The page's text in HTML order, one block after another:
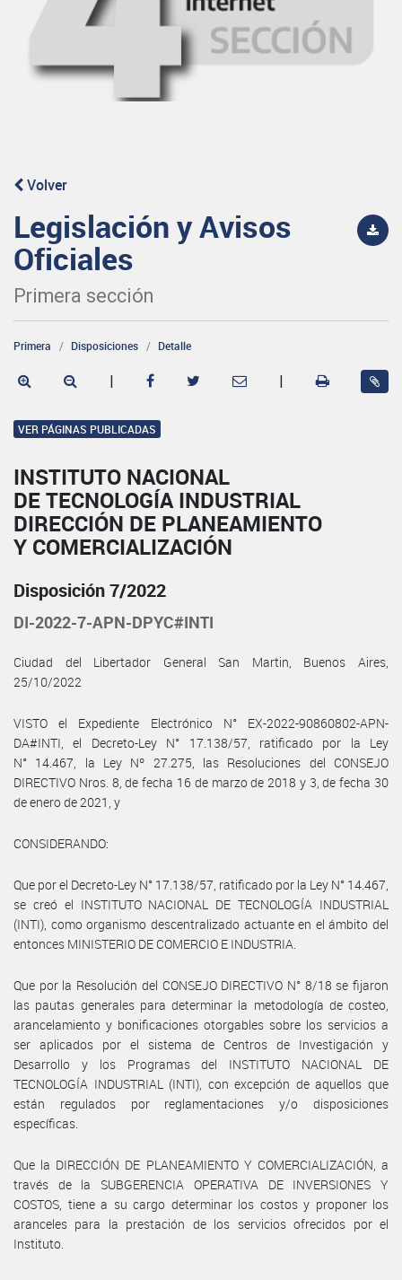
Volver
Legislación y Avisos
Oficiales
Primera sección
Primera Disposiciones Detalle
| |
VER PÁGINAS PUBLICADAS
INSTITUTO NACIONAL
DE TECNOLOGÍA INDUSTRIAL
DIRECCIÓN DE PLANEAMIENTO
Y COMERCIALIZACIÓN
Disposición 7/2022
DI-2022-7-APN-DPYC#INTI
Ciudad del Libertador General San Martin, Buenos Aires,
25/10/2022
VISTO el Expediente Electrónico N° EX-2022-90860802-APN-
DA#INTI, el Decreto-Ley N° 17.138/57, ratificado por la Ley
N° 14.467, la Ley Nº 27.275, las Resoluciones del CONSEJO
DIRECTIVO Nros. 8, de fecha 16 de marzo de 2018 y 3, de fecha 30
de enero de 2021, y
CONSIDERANDO:
Que por el Decreto-Ley N° 17.138/57, ratificado por la Ley N° 14.467,
se creó el INSTITUTO NACIONAL DE TECNOLOGÍA INDUSTRIAL
(INTI), como organismo descentralizado actuante en el ámbito del
entonces MINISTERIO DE COMERCIO E INDUSTRIA.
Que por la Resolución del CONSEJO DIRECTIVO N° 8/18 se fijaron
las pautas generales para determinar la metodología de costeo,
arancelamiento y bonificaciones otorgables sobre los servicios a
ser aplicados por el sistema de Centros de Investigación y
Desarrollo y los Programas del INSTITUTO NACIONAL DE
TECNOLOGÍA INDUSTRIAL (INTI), con excepción de aquellos que
están regulados por reglamentaciones y/o disposiciones
específicas.
Que la DIRECCIÓN DE PLANEAMIENTO Y COMERCIALIZACIÓN, a
través de la SUBGERENCIA OPERATIVA DE INVERSIONES Y
COSTOS, tiene a su cargo determinar los costos y proponer los
aranceles para la prestación de los servicios ofrecidos por el
Instituto.